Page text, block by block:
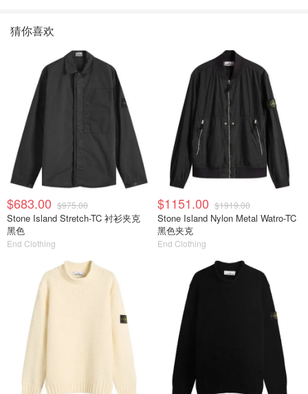
猜你喜欢
$683.00 $975.00
Stone Island Stretch-TC 衬衫夹克
黑色
End Clothing
$1151.00 $1919.00
Stone Island Nylon Metal Watro-TC
黑色夹克
End Clothing